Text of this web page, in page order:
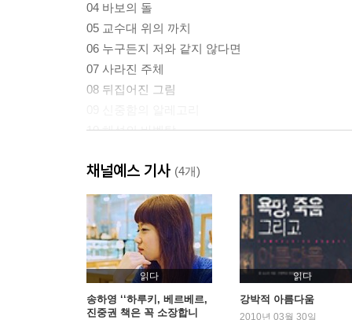
04 바보의 돌
05 교수대 위의 까치
06 누구든지 저와 같지 않다면
07 사라진 주체
08 뒤집어진 그림
10 해석의 바벨탑
12 고야의 개
채널예스 기사 (4개)
읽다
송하영 ‘‘하루키, 베르베르,
진중권 책은 꼭 소장합니
읽다
강박적 아름다움
2010년 03월 30일